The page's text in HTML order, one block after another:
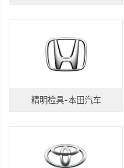
精明检具-本田汽车